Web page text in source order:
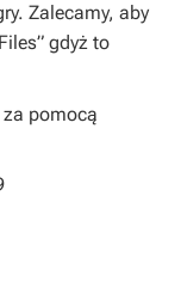
Zalecamy, aby
gdyż to
pomocą